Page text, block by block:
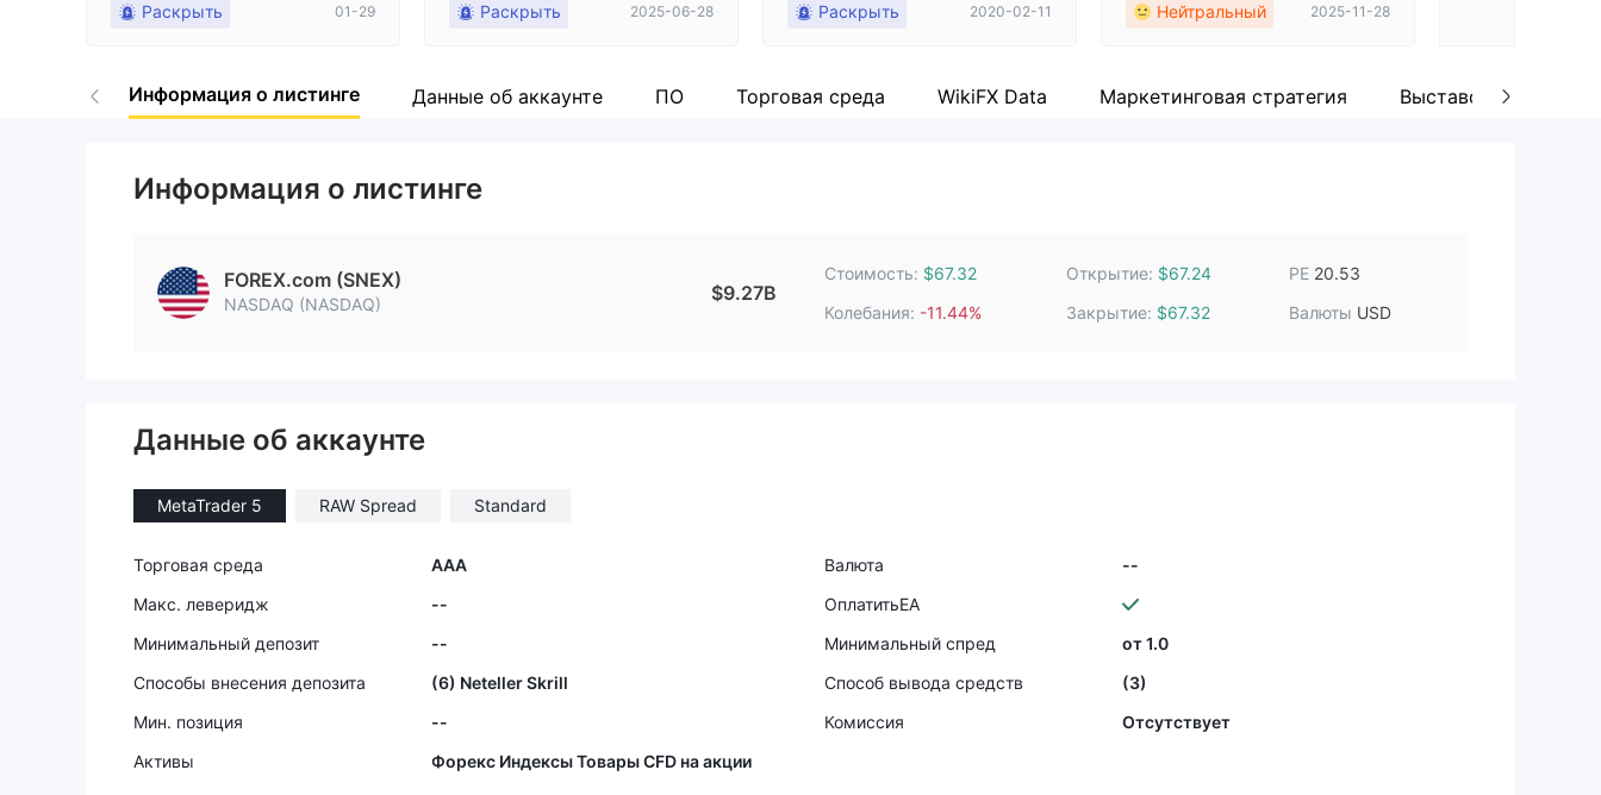
Раскрыть 01-29
может быть разморожен.
Раскрыть 2025-06-28
мов, с существующим проскал
ли, что это не имеет отношения
Раскрыть 2020-02-11
Нейтральный
2025-11-28
Информация о листинге Данные об аккаунте ПО Торговая среда WikiFX Data Маркетинговая стратегия Выставочная
Информация о листинге
FOREX.com (SNEX)
NASDAQ (NASDAQ) $9.27B
Стоимость: $67.32 Открытие: $67.24 PE 20.53
Колебания: -11.44% Закрытие: $67.32 Валюты USD
Данные об аккаунте
MetaTrader 5 RAW Spread Standard
Торговая среда AAA Валюта
--
Макс. леверидж
--
ОплатитьEA
Минимальный депозит
-- Минимальный спред
от 1.0
Способы внесения депозита
(6) Neteller Skrill Способ вывода средств
(3)
Мин. позиция
-- Комиссия
Отсутствует
Активы
Форекс Индексы Товары CFD на акции